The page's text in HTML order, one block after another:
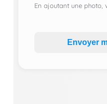
En ajoutant une photo,
Envoyer